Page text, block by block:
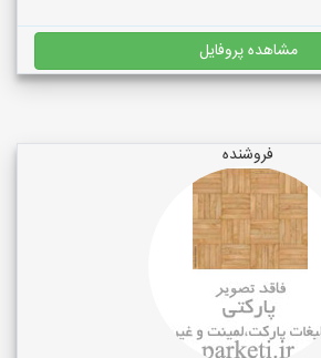
مشاهده پروفایل
فروشنده